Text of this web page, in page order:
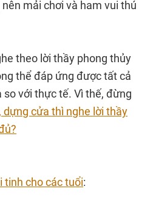
mải chơi và ham vui thú
theo lời thầy phong thủy
thể đáp ứng được tất cả
với thực tế. Vì thế, đừng
dựng cửa thì nghe lời thầy
tinh cho các tuổi: